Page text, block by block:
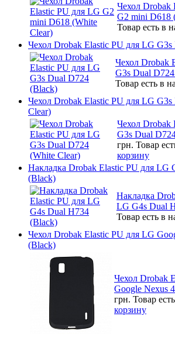
Чехол Drobak
G2 mini D618
Товар есть в
Чехол Drobak Elastic PU для LG
Чехол Drobak
G3s Dual
Товар есть в
Чехол Drobak Elastic PU для LG
Clear)
Чехол Drobak
G3s Dual
грн. Товар
корзину
Накладка Drobak Elastic PU для LG
(Black)
Накладка
LG G4s Dual
Товар есть в
Чехол Drobak Elastic PU для LG
(Black)
Чехол Drobak
Google Nexus
грн. Товар
корзину